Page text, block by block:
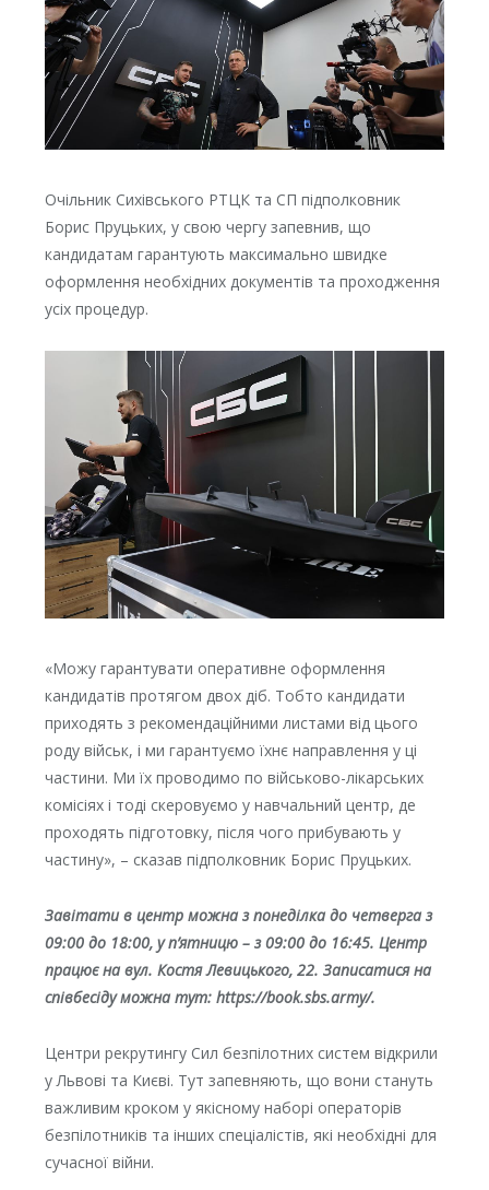
Очільник Сихівського РТЦК та СП підполковник
Борис Пруцьких, у свою чергу запевнив, що
кандидатам гарантують максимально швидке
оформлення необхідних документів та проходження
усіх процедур.
«Можу гарантувати оперативне оформлення
кандидатів протягом двох діб. Тобто кандидати
приходять з рекомендаційними листами від цього
роду військ, і ми гарантуємо їхнє направлення у ці
частини. Ми їх проводимо по військово-лікарських
комісіях і тоді скеровуємо у навчальний центр, де
проходять підготовку, після чого прибувають у
частину», – сказав підполковник Борис Пруцьких.
Завітати в центр можна з понеділка до четверга з
09:00 до 18:00, у п’ятницю – з 09:00 до 16:45. Центр
працює на вул. Костя Левицького, 22. Записатися на
співбесіду можна тут: https://book.sbs.army/.
Центри рекрутингу Сил безпілотних систем відкрили
у Львові та Києві. Тут запевняють, що вони стануть
важливим кроком у якісному наборі операторів
безпілотників та інших спеціалістів, які необхідні для
сучасної війни.